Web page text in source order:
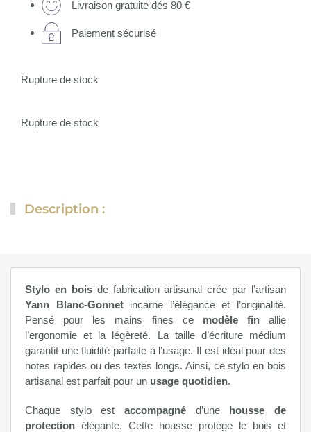
Livraison gratuite dés 80 €
Paiement sécurisé
Rupture de stock
Rupture de stock
Description :
Stylo en boisde fabrication artisanal crée par l’artisan
Yann Blanc-Gonnetincarne l’élégance et l’originalité.
Pensé pour les mains fines ce modèle finallie
l’ergonomie et la légèreté. La taille d’écriture médium
garantit une fluidité parfaite à l’usage. Il est idéal pour des
notes rapides ou des textes longs. Ainsi, ce stylo en bois
artisanal est parfait pour un usage quotidien.
Chaque stylo est accompagné d’une housse de
protection élégante. Cette housse protège le bois et